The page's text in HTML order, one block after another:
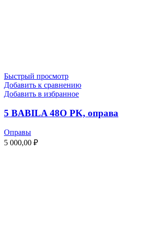
Быстрый просмотр
Добавить к сравнению
Добавить в избранное
5 BABILA 48O PK, оправа
Оправы
5 000,00 ₽